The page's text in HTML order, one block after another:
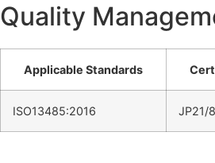
Quality
Applicable Standards
ISO13485:2016 JP21/